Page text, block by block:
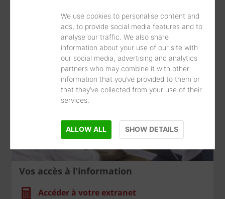
We use cookies to personalise content and
ads, to provide social media features and to
analyse our traffic. We also share
information about your use of our site with
our social media, advertising and analytics
partners who may combine it with other
information that you’ve provided to them or
that they’ve collected from your use of their
services.
ALLOW ALL SHOW DETAILS
Visiter nos showrooms
Vos accès à l'information
Accéder à votre extranet